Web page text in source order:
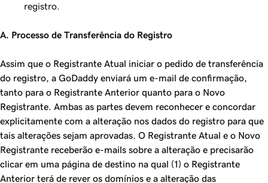
registro.
A. Processo de Transferência do Registro
Assim que o Registrante Atual iniciar o pedido de transferência
do registro, a GoDaddy enviará um e-mail de confirmação,
tanto para o Registrante Anterior quanto para o Novo
Registrante. Ambas as partes devem reconhecer e concordar
explicitamente com a alteração nos dados do registro para que
tais alterações sejam aprovadas. O Registrante Atual e o Novo
Registrante receberão e-mails sobre a alteração e precisarão
clicar em uma página de destino na qual (1) o Registrante
Anterior terá de rever os domínios e a alteração das